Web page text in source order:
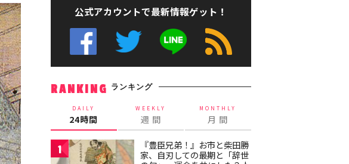
公式アカウントで最新情報ゲット！
RANKING ランキング
DAILY
24時間
WEEKLY
週 間
MONTHLY
月 間
1
『豊臣兄弟！』お市と柴田勝
家、自刃しての最期と「辞世